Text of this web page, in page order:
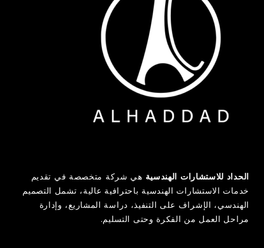
الحداد للاستشارات الهندسية هي شركة متخصصة في تقديم
خدمات الاستشارات الهندسية باحترافية عالية، تشمل التصميم
الهندسي، الإشراف على التنفيذ، دراسة المشاريع، وإدارة
مراحل العمل من الفكرة وحتى التسليم.